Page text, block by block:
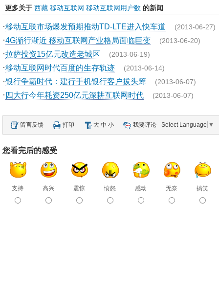
更多关于 西藏 移动互联网 移动互联网用户数 的新闻
·移动互联市场爆发预期推动TD-LTE进入快车道 (2013-06-27)
·4G渐行渐近 移动互联网产业格局面临巨变 (2013-06-20)
·拉萨投资15亿元改造老城区 (2013-06-19)
·移动互联网时代百度的生存轨迹 (2013-06-14)
·银行争霸时代：建行手机银行客户拔头筹 (2013-06-07)
· 四大行今年耗资250亿元深耕互联网时代 (2013-06-07)
留言反馈 打印 大 中 小 我要评论 Select Language ▼
您看完后的感受
支持 高兴 震惊 愤怒 感动 无奈 搞笑